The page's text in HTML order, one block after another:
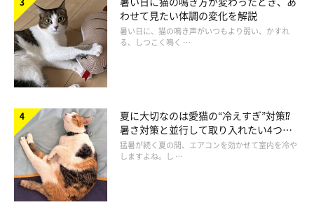
わせて見たい体調の変化を解説
暑い日に、猫の鳴き声がいつもより弱い、かすれ
る、しつこく鳴く …
夏に大切なのは愛猫の“冷えすぎ”対策⁉
暑さ対策と並行して取り入れたい4つの
工夫
猛暑が続く夏の間、エアコンを効かせて室内を冷や
しますよね。し …